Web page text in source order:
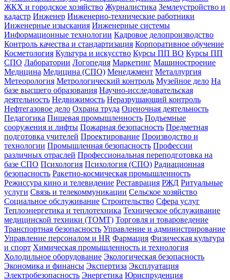
ЖКХ и городское хозяйство Журналистика Землеустройство и
кадастр Инженер Инженерно-технические работники
Инженерные изыскания Инженерные системы
Информационные технологии Кадровое делопроизводство
Контроль качества и стандартизация Корпоративное обучение
Косметология Культура и искусство Курсы ПП ВО Курсы ПП
СПО Лаборатории Логопедия Маркетинг Машиностроение
Медицина Медицина (СПО) Менеджмент Металлургия
Метеорология Метрологический контроль Музейное дело На
базе высшего образования Научно-исследовательская
деятельность Недвижимость Неразрушающий контроль
Нефтегазовое дело Охрана труда Оценочная деятельность
Педагогика Пищевая промышленность Подъемные
сооружения и лифты Пожарная безопасность Предметная
подготовка учителей Проектирование Производство и
технологии Промышленная безопасность Профессии
различных отраслей Профессиональная переподготовка на
базе СПО Психология Психология (СПО) Радиационная
безопасность Ракетно-космическая промышленность
Режиссура кино и телевидение Реставрация РЖД Ритуальные
услуги Связь и телекоммуникации Сельское хозяйство
Социальное обслуживание Строительство Сфера услуг
Теплоэнергетика и теплотехника Техническое обслуживание
медицинской техники (ТОМТ) Торговля и товароведение
Транспортная безопасность Управление и администрирование
Управление персоналом и HR Фармация Физическая культура
и спорт Химическая промышленность и технология
Холодильное оборудование Экологическая безопасность
Экономика и финансы Экспертиза Эксплуатация
Электробезопасность Энергетика Юриспруденция